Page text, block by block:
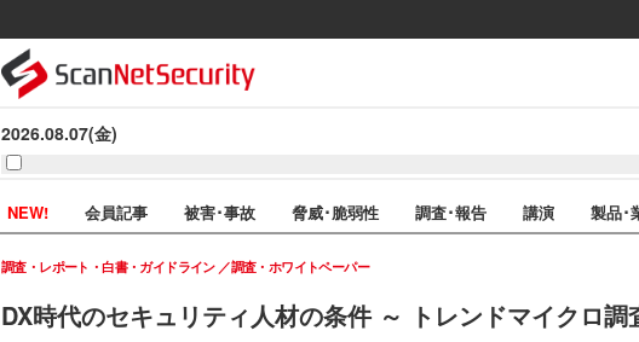
2026.08.07(金)
NEW! 会員記事 被害･事故 脅威･脆弱性 調査･報告 講演 製品･
DX時代のセキュリティ人材の条件 ～ トレンドマイクロ調
調査・レポート・白書・ガイドライン 調査・ホワイトペーパー